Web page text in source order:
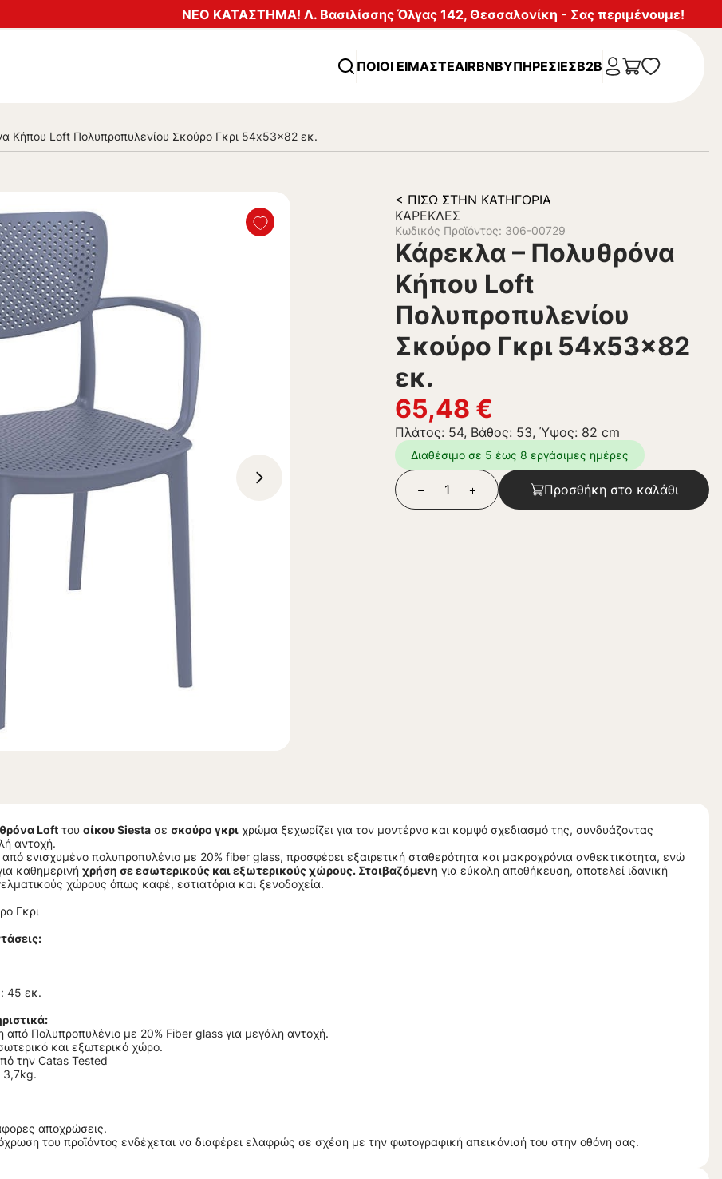
ΝΕΟ ΚΑΤΑΣΤΗΜΑ! Λ. Βασιλίσσης Όλγας 142, Θεσσαλονίκη - Σας περιμένουμε!
ΠΟΙΟΙ ΕΙΜΑΣΤΕAIRBNBΥΠΗΡΕΣΊΕΣB2B
Κήπου Loft Πολυπροπυλενίου Σκούρο Γκρι 54x53x82 εκ.
< ΠΊΣΩ ΣΤΗΝ ΚΑΤΗΓΟΡΊΑ
ΚΑΡΈΚΛΕΣ
Κωδικός Προϊόντος: 306-00729
Κάρεκλα – Πολυθρόνα
Κήπου Loft
Πολυπροπυλενίου
Σκούρο Γκρι 54x53x82
εκ.
65,48 €
Πλάτος: 54, Βάθος: 53, Ύψος: 82 cm
Διαθέσιμο σε 5 έως 8 εργάσιμες ημέρες
Προσθήκη στο καλάθι
Loft του οίκου Siesta σε σκούρο γκρι χρώμα ξεχωρίζει για τον μοντέρνο και κομψό σχεδιασμό της, συνδυάζοντας
αντοχή.
ενισχυμένο πολυπροπυλένιο με 20% fiber glass, προσφέρει εξαιρετική σταθερότητα και μακροχρόνια ανθεκτικότητα, ενώ
καθημερινή χρήση σε εσωτερικούς και εξωτερικούς χώρους. Στοιβαζόμενη για εύκολη αποθήκευση, αποτελεί ιδανική
χώρους όπως καφέ, εστιατόρια και ξενοδοχεία.
Γκρι
45 εκ.
Πολυπροπυλένιο με 20% Fiber glass για μεγάλη αντοχή.
και εξωτερικό χώρο.
την Catas Tested
3,7kg.
αποχρώσεις.
του προϊόντος ενδέχεται να διαφέρει ελαφρώς σε σχέση με την φωτογραφική απεικόνισή του στην οθόνη σας.